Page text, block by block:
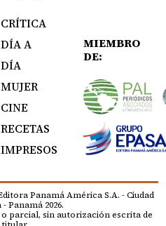
CRÍTICA
DÍA A
DÍA
MUJER
CINE
RECETAS
IMPRESOS
MIEMBRO
DE:
Panamá América S.A. - Ciudad
Panamá 2026.
parcial, sin autorización escrita de